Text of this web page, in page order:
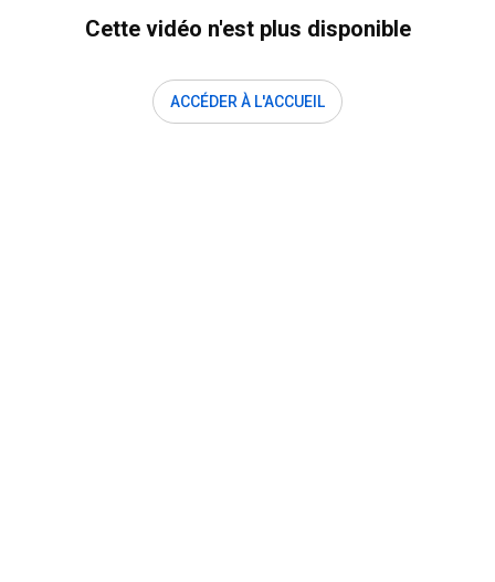
Cette vidéo n'est plus disponible
ACCÉDER À L'ACCUEIL